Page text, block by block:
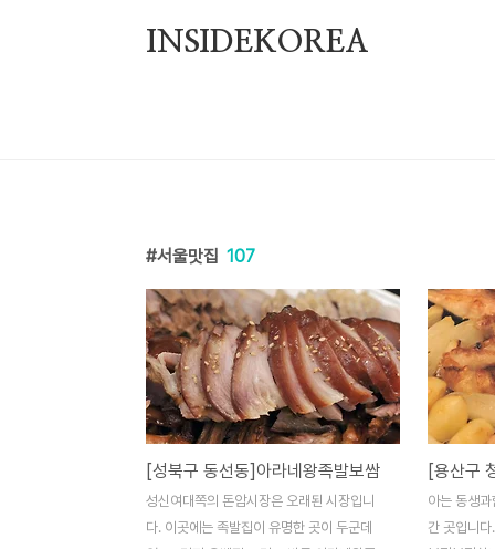
INSIDEKOREA
서울맛집 107
[성북구 동선동]아라네왕족발보쌈
성신여대쪽의 돈암시장은 오래된 시장입니
다. 이곳에는 족발집이 유명한 곳이 두군데
아는 동생
간 곳입니